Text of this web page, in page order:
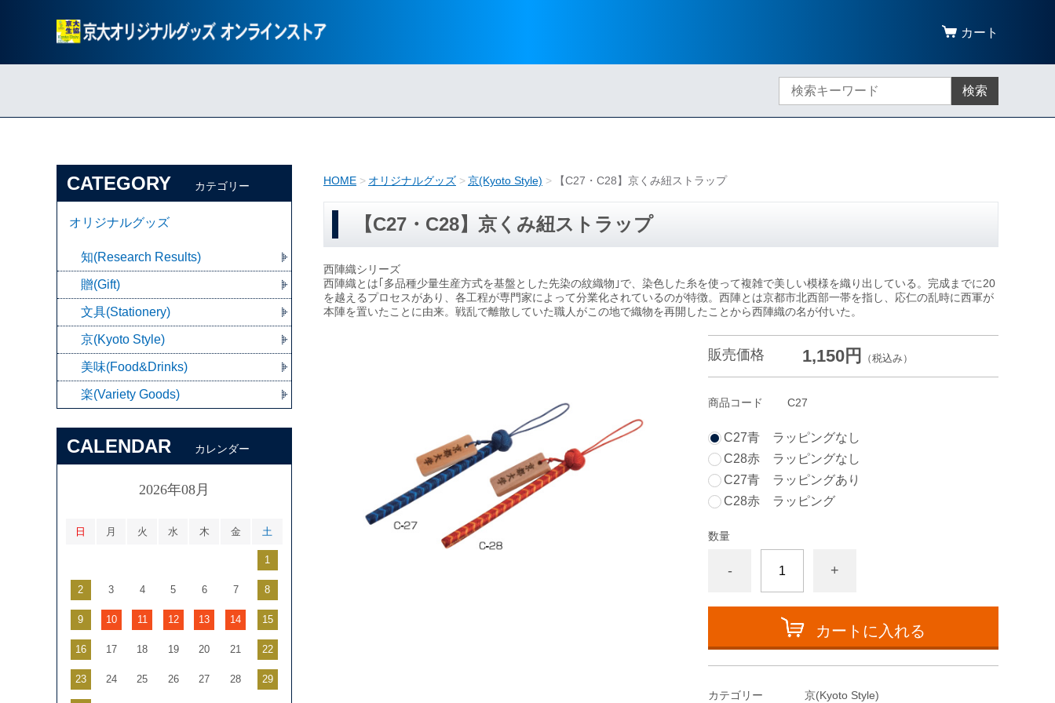
カート
検索
HOME オリジナルグッズ 京(Kyoto Style) 【C27・C28】京くみ紐ストラップ
【C27・C28】京くみ紐ストラップ
西陣織シリーズ
西陣織とは｢多品種少量生産方式を基盤とした先染の紋織物｣で、染色した糸を使って複雑で美しい模様を織り出している。完成までに20
を越えるプロセスがあり、各工程が専門家によって分業化されているのが特徴。西陣とは京都市北西部一帯を指し、応仁の乱時に西軍が
本陣を置いたことに由来。戦乱で離散していた職人がこの地で織物を再開したことから西陣織の名が付いた。
販売価格 1,150円 （税込み）
商品コード C27
C27青 ラッピングなし
C28赤 ラッピングなし
C27青 ラッピングあり
C28赤 ラッピング
数量
- +
カートに入れる
カテゴリー 京(Kyoto Style)
CATEGORY カテゴリー
オリジナルグッズ
知(Research Results)
贈(Gift)
文具(Stationery)
京(Kyoto Style)
美味(Food&Drinks)
楽(Variety Goods)
CALENDAR カレンダー
2026年08月
日 月 火 水 木 金 土
1
2 3 4 5 6 7 8
9 10 11 12 13 14 15
16 17 18 19 20 21 22
23 24 25 26 27 28 29